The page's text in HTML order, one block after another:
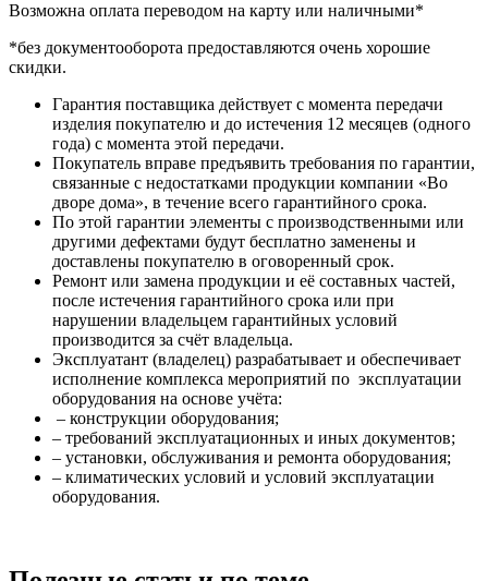
Возможна оплата переводом на карту или наличными*
*без документооборота предоставляются очень хорошие
скидки.
Гарантия поставщика действует с момента передачи
изделия покупателю и до истечения 12 месяцев (одного
года) с момента этой передачи.
Покупатель вправе предъявить требования по гарантии,
связанные с недостатками продукции компании «Во
дворе дома», в течение всего гарантийного срока.
По этой гарантии элементы с производственными или
другими дефектами будут бесплатно заменены и
доставлены покупателю в оговоренный срок.
Ремонт или замена продукции и её составных частей,
после истечения гарантийного срока или при
нарушении владельцем гарантийных условий
производится за счёт владельца.
Эксплуатант (владелец) разрабатывает и обеспечивает
исполнение комплекса мероприятий по эксплуатации
оборудования на основе учёта:
– конструкции оборудования;
– требований эксплуатационных и иных документов;
– установки, обслуживания и ремонта оборудования;
– климатических условий и условий эксплуатации
оборудования.